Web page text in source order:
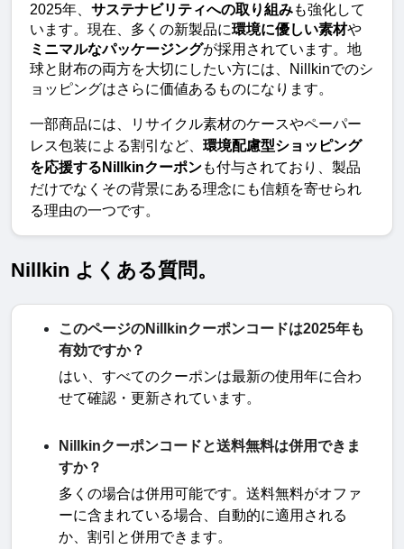
2025年、 サステナビリティへの取り組みも強化して
います。現在、多くの新製品に環境に優しい素材や
ミニマルなパッケージングが採用されています。地
球と財布の両方を大切にしたい方には、Nillkinでのシ
ョッピングはさらに価値あるものになります。
一部商品には、リサイクル素材のケースやペーパー
レス包装による割引など、 環境配慮型ショッピング
を応援するNillkinクーポンも付与されており、製品
だけでなくその背景にある理念にも信頼を寄せられ
る理由の一つです。
Nillkin よくある質問。
このページのNillkinクーポンコードは2025年も
有効ですか？
はい、すべてのクーポンは最新の使用年に合わ
せて確認・更新されています。
Nillkinクーポンコードと送料無料は併用できま
すか？
多くの場合は併用可能です。送料無料がオファ
ーに含まれている場合、自動的に適用される
か、割引と併用できます。